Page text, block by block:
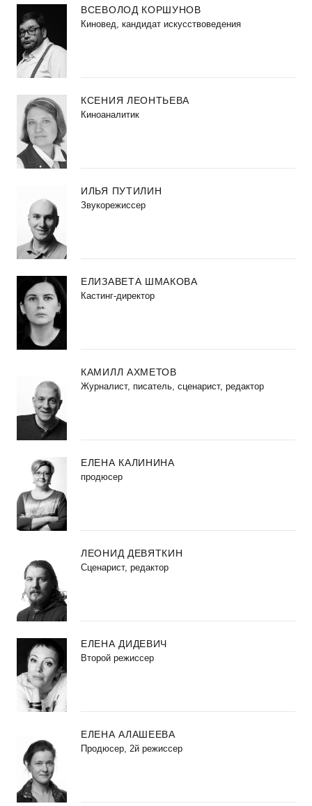
ВСЕВОЛОД КОРШУНОВ
Киновед, кандидат искусствоведения
КСЕНИЯ ЛЕОНТЬЕВА
Киноаналитик
ИЛЬЯ ПУТИЛИН
Звукорежиссер
ЕЛИЗАВЕТА ШМАКОВА
Кастинг-директор
КАМИЛЛ АХМЕТОВ
Журналист, писатель, сценарист, редактор
ЕЛЕНА КАЛИНИНА
продюсер
ЛЕОНИД ДЕВЯТКИН
Сценарист, редактор
ЕЛЕНА ДИДЕВИЧ
Второй режиссер
ЕЛЕНА АЛАШЕЕВА
Продюсер, 2й режиссер